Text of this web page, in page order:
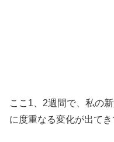
ここ1、2週間で、私の
に度重なる変化が出てき